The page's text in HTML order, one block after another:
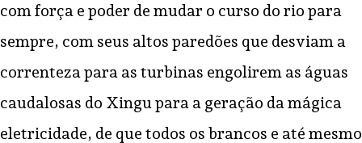
com força e poder de mudar o curso do rio para
sempre, com seus altos paredões que desviam a
correnteza para as turbinas engolirem as águas
caudalosas do Xingu para a geração da mágica
eletricidade, de que todos os brancos e até mesmo